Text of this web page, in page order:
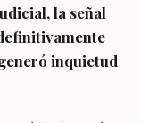
la señal
inquietud